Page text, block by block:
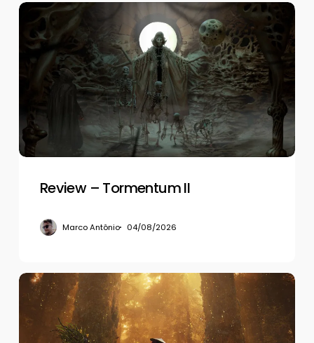
Review
Tormentum
Review – Tormentum II
Marco Antônio 04/08/2026
Review
–
Beast